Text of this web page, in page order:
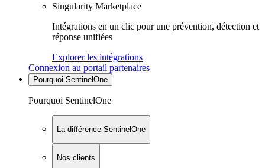
Singularity Marketplace
Intégrations en un clic pour une prévention, détection et
réponse unifiées
Explorer les intégrations
Connexion au portail partenaires
Pourquoi SentinelOne
Pourquoi SentinelOne
La différence SentinelOne
Nos clients